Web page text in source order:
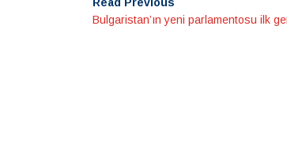
Bulgaristan’ın yeni parlamentosu ilk